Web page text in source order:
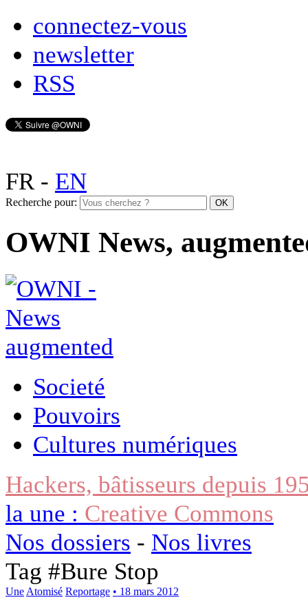
connectez-vous
newsletter
RSS
FR- EN
Recherche pour:
OWNI News,
Societé
Pouvoirs
Cultures numériques
Hackers, bâtisseurs depuis
la une : Creative Commons
Nos dossiers - Nos livres
Tag #Bure Stop
Une Atomisé Reportage • 18 mars 2012